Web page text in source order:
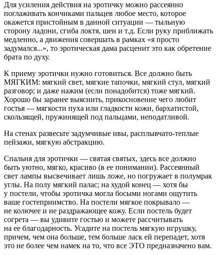
Для усиления действия на эротичку можно рассеянно
поглаживать кончиками пальцев любое место, которое
окажется пристойным в данной ситуации — тыльную
сторону ладони, сгиба локтя, шеи и т.д. Если руку приближать
медленно, а движения совершать в рамках «я просто
задумался...», то эротическая дама расценит это как обретение
брата по духу.
К приему эротички нужно готовиться. Все должно быть
МЯГКИМ: мягкий свет, мягкие тапочки, мягкий стул, мягкий
разговор; и даже нажим (если понадобится) тоже мягкий.
Хорошо бы заранее выяснить, прикосновение чего любит
гостья — мягкости пуха или гладкости кожи, бархатистой,
скользящей, пружинящей под пальцами, неподатливой.
На стенах развесьте задумчивые ивы, расплывчато-теплые
пейзажи, мягкую абстракцию.
Спальня для эротички — святая святых, здесь все должно
быть уютно, мягко, красиво (в ее понимании). Рассеянный
свет лампы высвечивает лишь ложе, но погружает в полумрак
углы. На полу мягкий палас; на худой конец — хотя бы
у постели, чтобы эротичка могла босыми ногами ощутить
ваше гостеприимство. На постели мягкое покрывало —
не колючее и не раздражающее кожу. Если постель будет
согрета — вы удивите гостью и можете рассчитывать
на ее благодарность. Усадите на постель мягкую игрушку,
причем, чем она больше, тем больше ласк ей перепадет, хотя
это не более чем намек на то, что все ЭТО предназначено вам.